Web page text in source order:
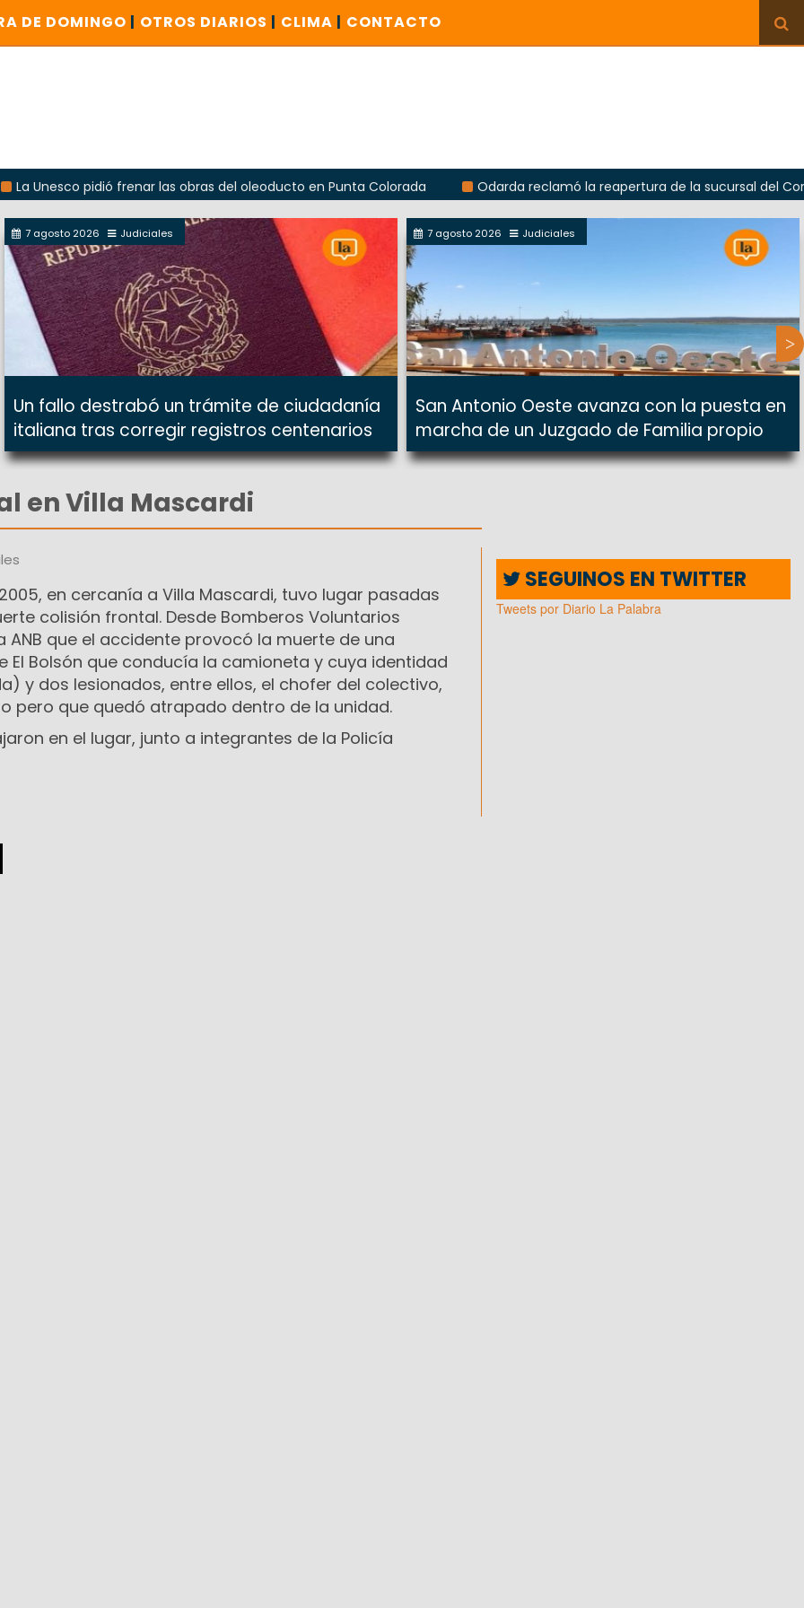
DE DOMINGO | OTROS DIARIOS | CLIMA | CONTACTO
Unesco pidió frenar las obras del oleoducto en Punta Colorada
Odarda reclamó la reapertura de la sucursal del Correo
7 agosto 2026 Judiciales
Un fallo destrabó un trámite de ciudadanía
italiana tras corregir registros centenarios
7 agosto 2026 Judiciales
San Antonio Oeste avanza con la puesta en
marcha de un Juzgado de Familia propio
en Villa Mascardi
2005, en cercanía a Villa Mascardi, tuvo lugar pasadas
colisión frontal. Desde Bomberos Voluntarios
ANB que el accidente provocó la muerte de una
El Bolsón que conducía la camioneta y cuya identidad
y dos lesionados, entre ellos, el chofer del colectivo,
pero que quedó atrapado dentro de la unidad.
en el lugar, junto a integrantes de la Policía
SEGUINOS EN TWITTER
Tweets por Diario La Palabra